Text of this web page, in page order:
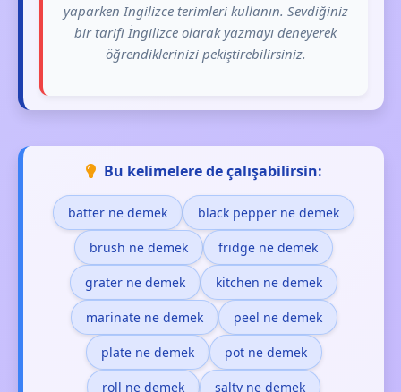
yaparken İngilizce terimleri kullanın. Sevdiğiniz
bir tarifi İngilizce olarak yazmayı deneyerek
öğrendiklerinizi pekiştirebilirsiniz.
Bu kelimelere de çalışabilirsin:
batter ne demek black pepper ne demek
brush ne demek fridge ne demek
grater ne demek kitchen ne demek
marinate ne demek peel ne demek
plate ne demek pot ne demek
roll ne demek salty ne demek